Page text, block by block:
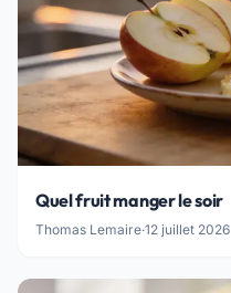
Quel fruit manger le soir
Thomas Lemaire·12 juillet 2026